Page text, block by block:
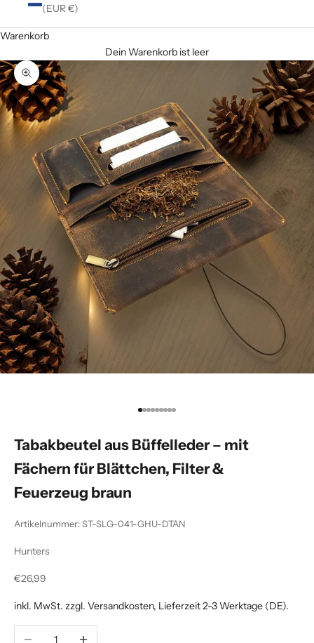
(EUR €)
Warenkorb
Dein Warenkorb ist leer
Bild vergrößern
Gehe zu Element 1
Gehe zu Element 2
Gehe zu Element 3
Gehe zu Element 4
Gehe zu Element 5
Gehe zu Element 6
Gehe zu Element 7
Gehe zu Element 8
Gehe zu Element 9
Tabakbeutel aus Büffelleder – mit
Fächern für Blättchen, Filter &
Feuerzeug braun
Artikelnummer: ST-SLG-041-GHU-DTAN
Hunters
Angebot
€26,99
inkl. MwSt. zzgl. Versandkosten, Lieferzeit 2-3 Werktage (DE).
Anzahl verringernAnzahl erhöhen